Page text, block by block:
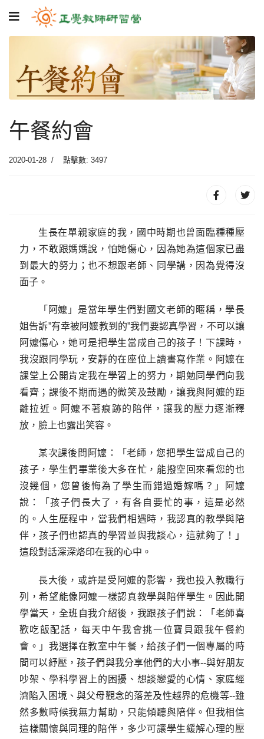
午餐約會
2020-01-28 點擊數: 3497
生長在單親家庭的我，國中時期也曾面臨種種壓
力，不敢跟媽媽說，怕她傷心，因為她為這個家已盡
到最大的努力；也不想跟老師、同學講，因為覺得沒
面子。
「阿嬤」是當年學生們對國文老師的暱稱，學長
姐告訴”有幸被阿嬤教到的”我們要認真學習，不可以讓
阿嬤傷心，她可是把學生當成自己的孩子！下課時，
我沒跟同學玩，安靜的在座位上讀書寫作業。阿嬤在
課堂上公開肯定我在學習上的努力，期勉同學們向我
看齊；課後不期而遇的微笑及鼓勵，讓我與阿嬤的距
離拉近。阿嬤不著痕跡的陪伴，讓我的壓力逐漸釋
放，臉上也露出笑容。
某次課後問阿嬤：「老師，您把學生當成自己的
孩子，學生們畢業後大多在忙，能撥空回來看您的也
沒幾個，您曾後悔為了學生而錯過婚嫁嗎？」阿嬤
說：「孩子們長大了，有各自要忙的事，這是必然
的。人生歷程中，當我們相遇時，我認真的教學與陪
伴，孩子們也認真的學習並與我談心，這就夠了！」
這段對話深深烙印在我的心中。
長大後，或許是受阿嬤的影響，我也投入教職行
列，希望能像阿嬤一樣認真教學與陪伴學生。因此開
學當天，全班自我介紹後，我跟孩子們說：「老師喜
歡吃飯配話，每天中午我會挑一位寶貝跟我午餐約
會。」我選擇在教室中午餐，給孩子們一個專屬的時
間可以紓壓，孩子們與我分享他們的大小事--與好朋友
吵架、學科學習上的困擾、想談戀愛的心情、家庭經
濟陷入困境、與父母觀念的落差及性越界的危機等--雖
然多數時候我無力幫助，只能傾聽與陪伴。但我相信
這樣關懷與同理的陪伴，多少可讓學生緩解心理的壓